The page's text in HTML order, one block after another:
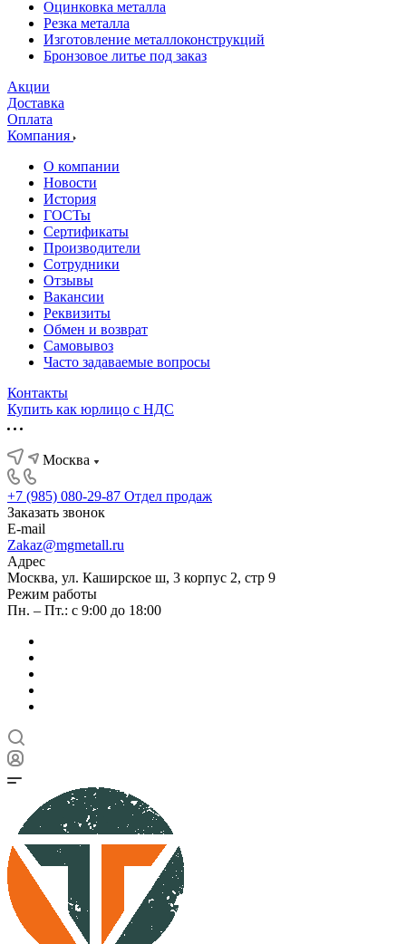
Оцинковка металла
Резка металла
Изготовление металлоконструкций
Бронзовое литье под заказ
Акции
Доставка
Оплата
Компания
О компании
Новости
История
ГОСТы
Сертификаты
Производители
Сотрудники
Отзывы
Вакансии
Реквизиты
Обмен и возврат
Самовывоз
Часто задаваемые вопросы
Контакты
Купить как юрлицо с НДС
Москва
+7 (985) 080-29-87 Отдел продаж
Заказать звонок
E-mail
Zakaz@mgmetall.ru
Адрес
Москва, ул. Каширское ш, 3 корпус 2, стр 9
Режим работы
Пн. – Пт.: с 9:00 до 18:00